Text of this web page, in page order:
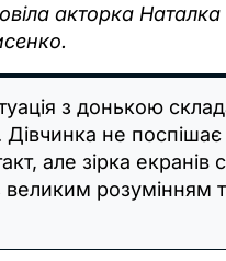
акторка Наталка
з донькою
Дівчинка не
але зірка екранів
великим розумінням